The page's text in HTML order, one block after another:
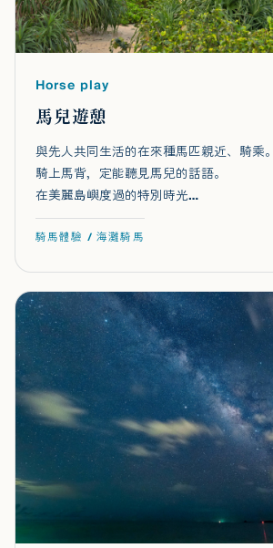
Horse play
馬兒遊憩
與先人共同生活的在來種馬匹親近、騎乘
騎上馬背，定能聽見馬兒的話語。
在美麗島嶼度過的特別時光…
騎馬體驗 / 海灘騎馬